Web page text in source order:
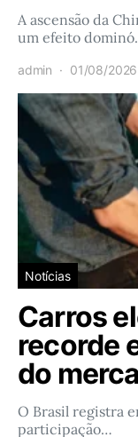
A ascensão da
um efeito
admin 01/08/2026
Notícias
Carros
recorde
do
O Brasil registra
participação…